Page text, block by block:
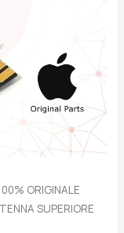
ORIGINALE
SUPERIORE